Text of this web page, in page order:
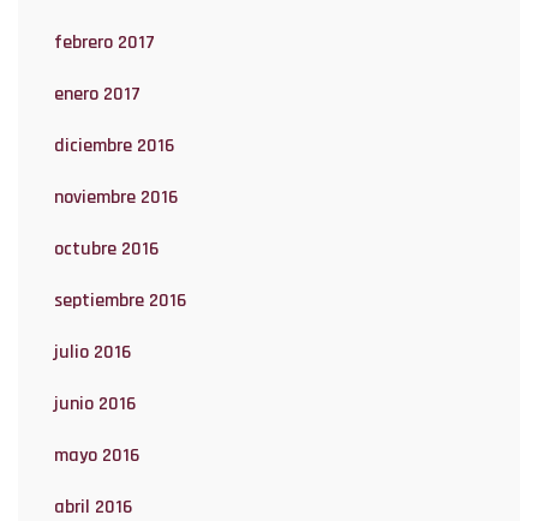
febrero 2017
enero 2017
diciembre 2016
noviembre 2016
octubre 2016
septiembre 2016
julio 2016
junio 2016
mayo 2016
abril 2016